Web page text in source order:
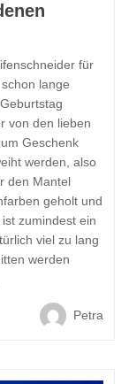
für
lange
von den lieben
Geschenk
werden, also
den Mantel
geholt und
zumindest ein
viel zu lang
werden
Petra